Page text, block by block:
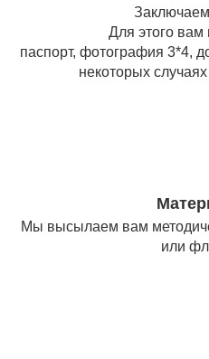
Для этого вам
паспорт, фотография 3*4,
некоторых
Мы высылаем вам
или